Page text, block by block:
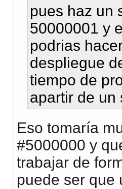
pues haz un
50000001 y
podrias
despliegue
tiempo de
apartir de un
Eso tomaría
#5000000 y
trabajar de
puede ser que